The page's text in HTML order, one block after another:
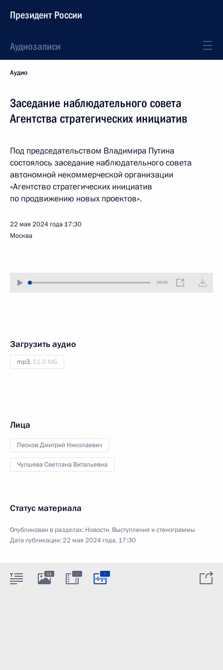
Президент России
Аудиозаписи
Аудио
Заседание наблюдательного совета
Агентства стратегических инициатив
Под председательством Владимира Путина
состоялось заседание наблюдательного совета
автономной некоммерческой организации
«Агентство стратегических инициатив
по продвижению новых проектов».
22 мая 2024 года 17:30
Москва
00:00
Загрузить аудио
mp3, 51.0 МБ
Лица
Песков Дмитрий Николаевич
Чупшева Светлана Витальевна
Статус материала
Опубликован в разделах: Новости, Выступления и стенограммы
Дата публикации:22 мая 2024 года, 17:30
11 : :